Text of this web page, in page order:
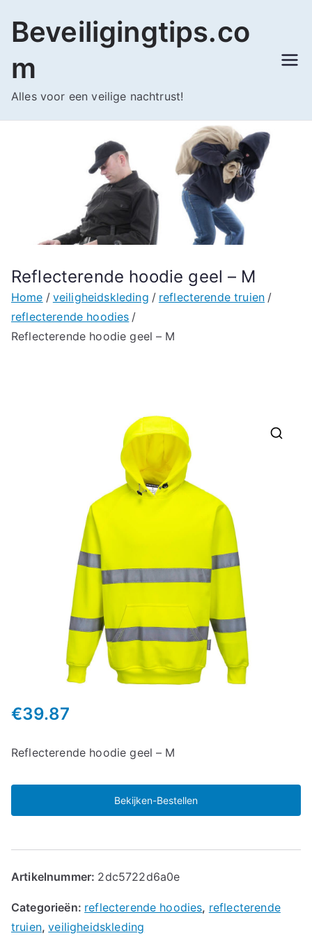
naar
inhoud
Beveiligingtips.co
m
Alles voor een veilige nachtrust!
Reflecterende hoodie geel – M
Home veiligheidskleding
reflecterende truien
reflecterende hoodies
Reflecterende hoodie geel – M
€39.87
Reflecterende hoodie geel – M
Bekijken-Bestellen
Artikelnummer: 2dc5722d6a0e
Categorieën: reflecterende hoodies, reflecterende
truien,veiligheidskleding